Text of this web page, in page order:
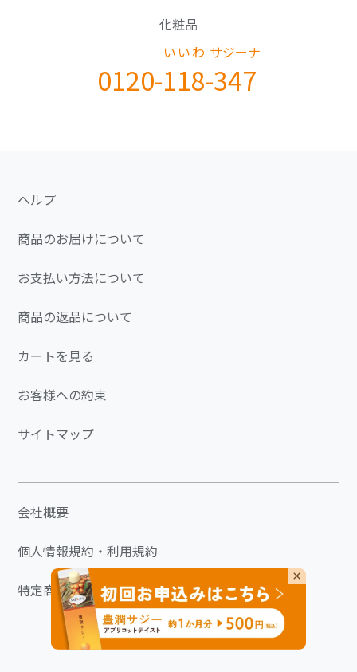
×
化粧品
0120-118
いいわ
-347
サジーナ
ヘルプ
商品のお届けについて
お支払い方法について
商品の返品について
カートを見る
お客様への約束
サイトマップ
会社概要
個人情報規約・利用規約
特定商取引に関する表記